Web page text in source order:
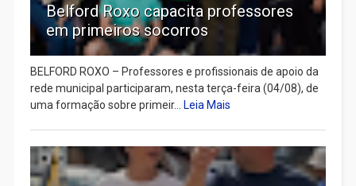
Belford Roxo capacita professores
em primeiros socorros
BELFORD ROXO – Professores e profissionais de apoio da
rede municipal participaram, nesta terça-feira (04/08), de
uma formação sobre primeir...
Leia Mais